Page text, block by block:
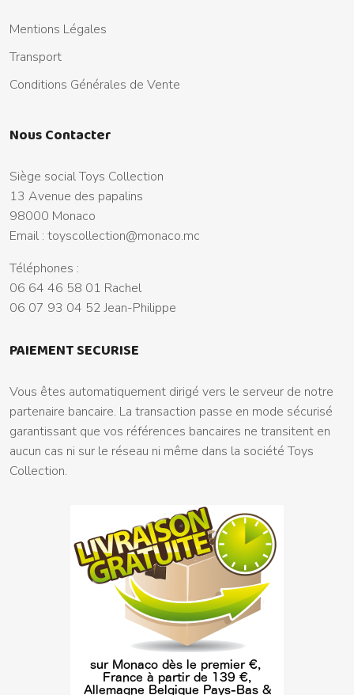
Mentions Légales
Transport
Conditions Générales de Vente
Nous Contacter
Siège social Toys Collection
13 Avenue des papalins
98000 Monaco
Email : toyscollection@monaco.mc
Téléphones :
06 64 46 58 01 Rachel
06 07 93 04 52 Jean-Philippe
PAIEMENT SECURISE
Vous êtes automatiquement dirigé vers le serveur de notre
partenaire bancaire. La transaction passe en mode sécurisé
garantissant que vos références bancaires ne transitent en
aucun cas ni sur le réseau ni même dans la société Toys
Collection.